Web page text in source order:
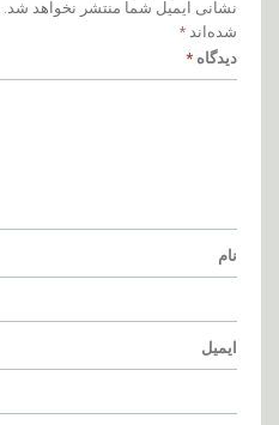
نشانی ایمیل شما منتشر نخواهد شد.
شده‌اند *
دیدگاه *
نام
ایمیل